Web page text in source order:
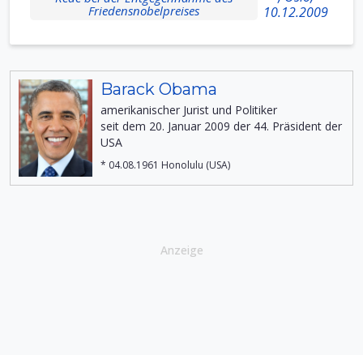
Friedensnobelpreises
10.12.2009
Barack Obama
amerikanischer Jurist und Politiker
seit dem 20. Januar 2009 der 44. Präsident der
USA
* 04.08.1961 Honolulu (USA)
Anzeige